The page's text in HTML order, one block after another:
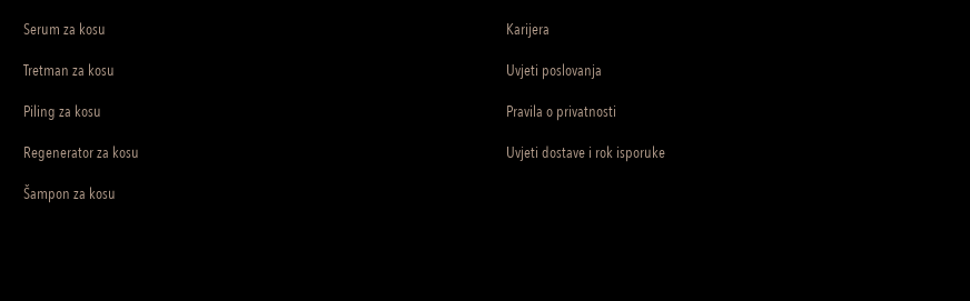
Serum za kosu
Tretman za kosu
Piling za kosu
Regenerator za kosu
Šampon za kosu
Karijera
Uvjeti poslovanja
Pravila o privatnosti
Uvjeti dostave i rok isporuke